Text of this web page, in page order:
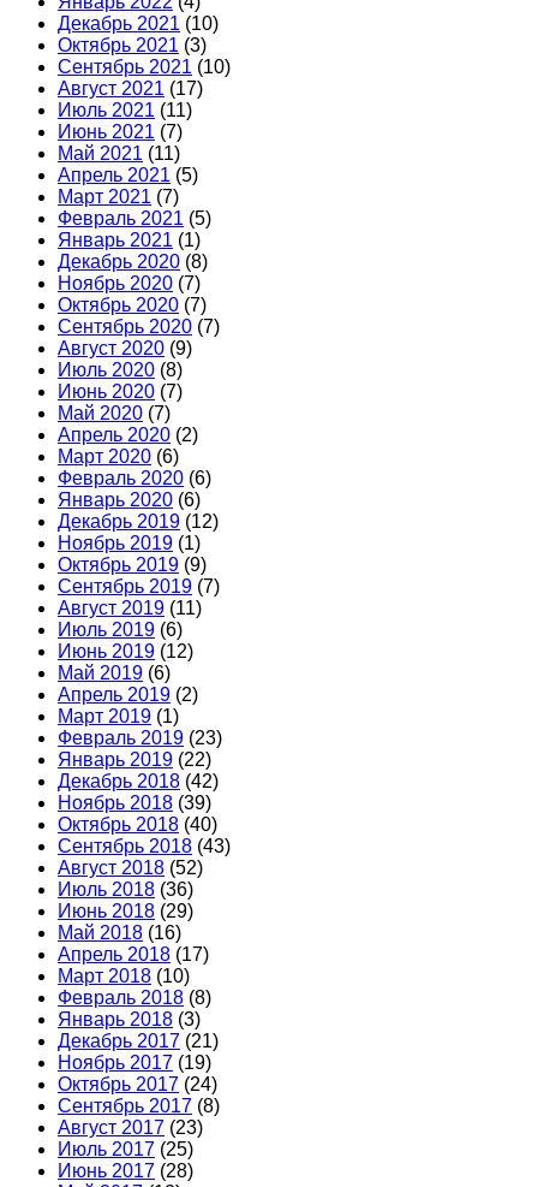
Декабрь 2021 (10)
Октябрь 2021 (3)
Сентябрь 2021 (10)
Август 2021 (17)
Июль 2021 (11)
Июнь 2021 (7)
Май 2021 (11)
Апрель 2021 (5)
Март 2021 (7)
Февраль 2021 (5)
Январь 2021 (1)
Декабрь 2020 (8)
Ноябрь 2020 (7)
Октябрь 2020 (7)
Сентябрь 2020 (7)
Август 2020 (9)
Июль 2020 (8)
Июнь 2020 (7)
Май 2020 (7)
Апрель 2020 (2)
Март 2020 (6)
Февраль 2020 (6)
Январь 2020 (6)
Декабрь 2019 (12)
Ноябрь 2019 (1)
Октябрь 2019 (9)
Сентябрь 2019 (7)
Август 2019 (11)
Июль 2019 (6)
Июнь 2019 (12)
Май 2019 (6)
Апрель 2019 (2)
Март 2019 (1)
Февраль 2019 (23)
Январь 2019 (22)
Декабрь 2018 (42)
Ноябрь 2018 (39)
Октябрь 2018 (40)
Сентябрь 2018 (43)
Август 2018 (52)
Июль 2018 (36)
Июнь 2018 (29)
Май 2018 (16)
Апрель 2018 (17)
Март 2018 (10)
Февраль 2018 (8)
Январь 2018 (3)
Декабрь 2017 (21)
Ноябрь 2017 (19)
Октябрь 2017 (24)
Сентябрь 2017 (8)
Август 2017 (23)
Июль 2017 (25)
Июнь 2017 (28)